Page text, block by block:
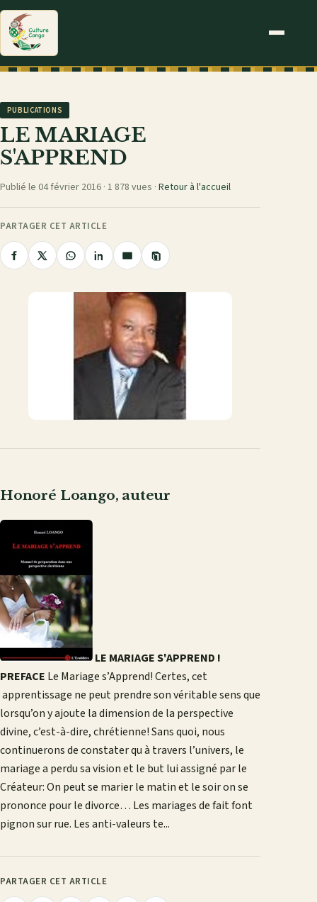
PUBLICATIONS
LE MARIAGE
S'APPREND
Publié le 04 février 2016 · 1 878 vues · Retour à l'accueil
PARTAGER CET ARTICLE
PartagerPartagerPartager
WhatsApp
Partager
LinkedIn
Partager
e-
mail
Copier
le
Honoré Loango, auteur
LE MARIAGE S'APPREND !
PREFACE Le Mariage s’Apprend! Certes, cet
apprentissage ne peut prendre son véritable sens que
lorsqu’on y ajoute la dimension de la perspective
divine, c’est-à-dire, chrétienne! Sans quoi, nous
continuerons de constater qu à travers l’univers, le
mariage a perdu sa vision et le but lui assigné par le
Créateur: On peut se marier le matin et le soir on se
prononce pour le divorce… Les mariages de fait font
pignon sur rue. Les anti-valeurs te...
PARTAGER CET ARTICLE